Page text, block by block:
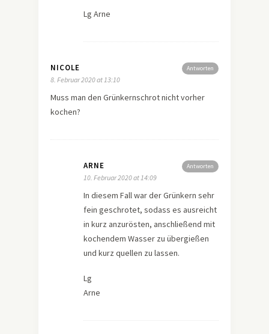
Lg Arne
Antworten
NICOLE
8. Februar 2020 at 13:10
Muss man den Grünkernschrot nicht vorher
kochen?
Antworten
ARNE
10. Februar 2020 at 14:09
In diesem Fall war der Grünkern sehr
fein geschrotet, sodass es ausreicht
in kurz anzurösten, anschließend mit
kochendem Wasser zu übergießen
und kurz quellen zu lassen.
Lg
Arne